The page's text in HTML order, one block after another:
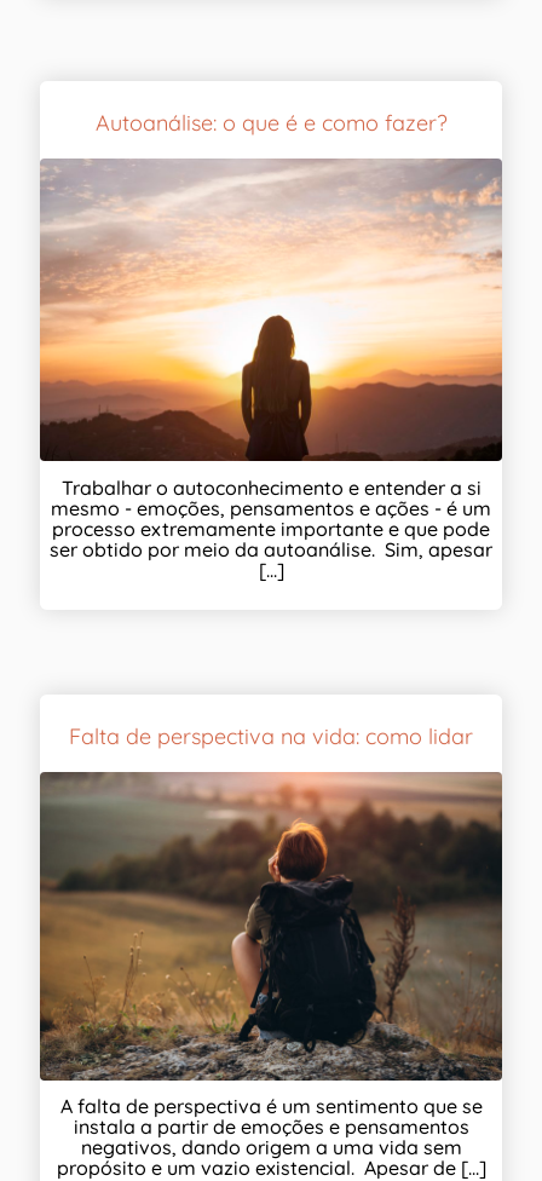
Autoanálise: o que é e como fazer?
Trabalhar o autoconhecimento e entender a si
mesmo - emoções, pensamentos e ações - é um
processo extremamente importante e que pode
ser obtido por meio da autoanálise. Sim, apesar
[...]
Falta de perspectiva na vida: como lidar
A falta de perspectiva é um sentimento que se
instala a partir de emoções e pensamentos
negativos, dando origem a uma vida sem
propósito e um vazio existencial. Apesar de [...]